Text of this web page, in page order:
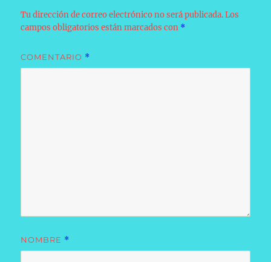
Tu dirección de correo electrónico no será publicada. Los
campos obligatorios están marcados con *
COMENTARIO *
NOMBRE *